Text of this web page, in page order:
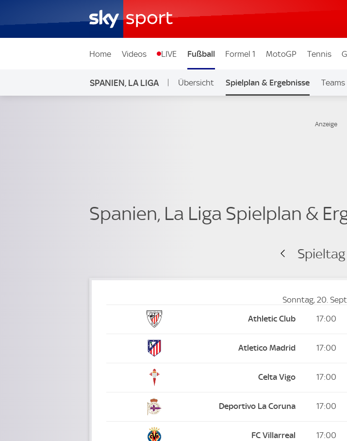
Home Videos LIVE Fußball Formel 1 MotoGP Tennis
SPANIEN, LA LIGA Übersicht Spielplan & Ergebnisse Teams
Spanien, La Liga Spielplan &
Sonntag, 20.
Athletic Club
17:00
Atletico Madrid 17:00
Celta Vigo 17:00
Deportivo La Coruna 17:00
FC Villarreal 17:00